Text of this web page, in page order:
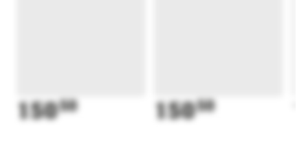
15050 15050